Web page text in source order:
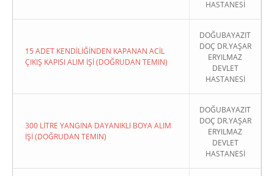
HASTANESİ
15 ADET KENDİLİĞİNDEN KAPANAN ACİL
ÇIKIŞ KAPISI ALIM İŞİ (DOĞRUDAN TEMIN)
DOĞUBAYAZIT
DOÇ DR.YAŞAR
ERYILMAZ
DEVLET
HASTANESİ
300 LİTRE YANGINA DAYANIKLI BOYA ALIM
İŞİ (DOĞRUDAN TEMIN)
DOĞUBAYAZIT
DOÇ DR.YAŞAR
ERYILMAZ
DEVLET
HASTANESİ